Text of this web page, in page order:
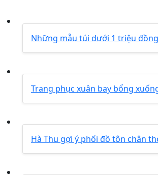
Những mẫu túi dưới 1 triệu
Trang phục xuân bay bổng
Hà Thu gợi ý phối đồ tôn chân